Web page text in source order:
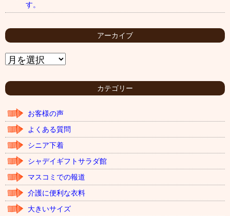
す。
アーカイブ
ア
ー
イ
カテゴリー
お客様の声
よくある質問
シニア下着
シャデイギフトサラダ館
マスコミでの報道
介護に便利な衣料
大きいサイズ